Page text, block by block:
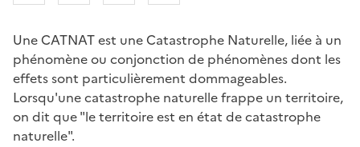
Une CATNAT est une Catastrophe Naturelle, liée à un
phénomène ou conjonction de phénomènes dont les
effets sont particulièrement dommageables.
Lorsqu'une catastrophe naturelle frappe un territoire,
on dit que "le territoire est en état de catastrophe
naturelle".